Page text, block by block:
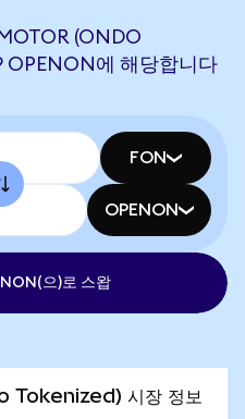
(ONDO
OPENON에 해당합니다
FON
OPENON
으)로 스왑
시장 정보